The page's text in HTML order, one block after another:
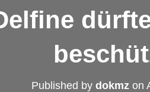
Published by dokmzon